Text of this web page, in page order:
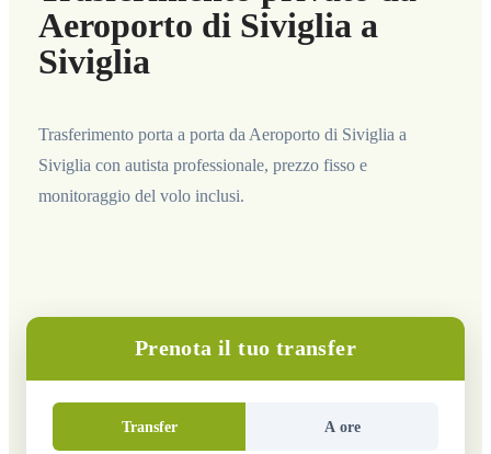
Aeroporto di Siviglia a
Siviglia
Trasferimento porta a porta da Aeroporto di Siviglia a
Siviglia con autista professionale, prezzo fisso e
monitoraggio del volo inclusi.
Prenota il tuo transfer
Transfer A ore